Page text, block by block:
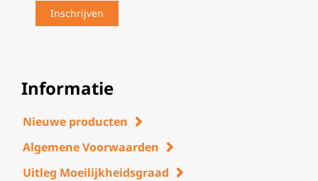
Informatie
Nieuwe producten
Algemene Voorwaarden
Uitleg Moeilijkheidsgraad